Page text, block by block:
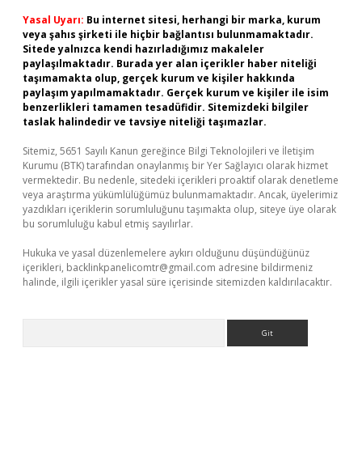
Yasal Uyarı: Bu internet sitesi, herhangi bir marka, kurum
veya şahıs şirketi ile hiçbir bağlantısı bulunmamaktadır.
Sitede yalnızca kendi hazırladığımız makaleler
paylaşılmaktadır. Burada yer alan içerikler haber niteliği
taşımamakta olup, gerçek kurum ve kişiler hakkında
paylaşım yapılmamaktadır. Gerçek kurum ve kişiler ile isim
benzerlikleri tamamen tesadüfidir. Sitemizdeki bilgiler
taslak halindedir ve tavsiye niteliği taşımazlar.
Sitemiz, 5651 Sayılı Kanun gereğince Bilgi Teknolojileri ve İletişim
Kurumu (BTK) tarafından onaylanmış bir Yer Sağlayıcı olarak hizmet
vermektedir. Bu nedenle, sitedeki içerikleri proaktif olarak denetleme
veya araştırma yükümlülüğümüz bulunmamaktadır. Ancak, üyelerimiz
yazdıkları içeriklerin sorumluluğunu taşımakta olup, siteye üye olarak
bu sorumluluğu kabul etmiş sayılırlar.
Hukuka ve yasal düzenlemelere aykırı olduğunu düşündüğünüz
içerikleri, backlinkpanelicomtr@gmail.com adresine bildirmeniz
halinde, ilgili içerikler yasal süre içerisinde sitemizden kaldırılacaktır.